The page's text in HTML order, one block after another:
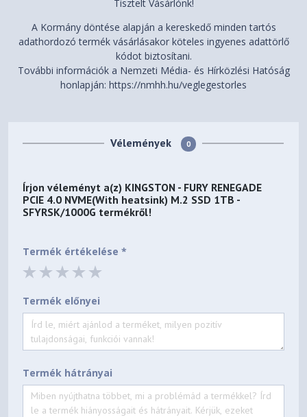
Tisztelt Vásárlónk!
A Kormány döntése alapján a kereskedő minden tartós
adathordozó termék vásárlásakor köteles ingyenes adattörlő
kódot biztosítani.
További információk a Nemzeti Média- és Hírközlési Hatóság
honlapján: https://nmhh.hu/veglegestorles
Vélemények 0
Írjon véleményt a(z) KINGSTON - FURY RENEGADE
PCIE 4.0 NVME(With heatsink) M.2 SSD 1TB -
SFYRSK/1000G termékről!
Termék értékelése *
Termék előnyei
Termék hátrányai